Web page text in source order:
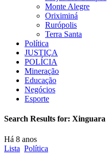
Monte Alegre
Oriximiná
Rurópolis
Terra Santa
Política
JUSTIÇA
POLÍCIA
Mineração
Educação
Negócios
Esporte
Search Results for: Xinguara
Há 8 anos
Lista Política